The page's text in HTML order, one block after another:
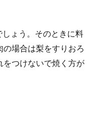
ょう。そのときに料
場合は梨をすりおろ
をつけないで焼く方が